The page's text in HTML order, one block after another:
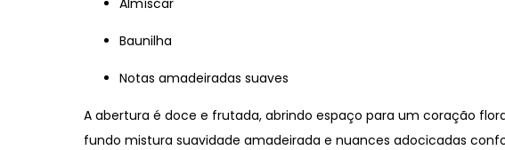
Baunilha
Notas amadeiradas suaves
A abertura é doce e frutada, abrindo espaço para um coração
fundo mistura suavidade amadeirada e nuances adocicadas